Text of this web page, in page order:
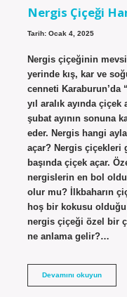
Nergis Çiçeği
Tarih: Ocak 4, 2025
Nergis çiçeğinin
yerinde kış, kar ve
cenneti
yıl aralık ayında
şubat ayının sonuna
eder. Nergis hangi
açar? Nergis çiçekleri
başında çiçek açar.
nergislerin en bol
olur mu? İlkbaharın
hoş bir kokusu
nergis çiçeği özel bir
ne anlama gelir?…
Devamını okuyunNergis